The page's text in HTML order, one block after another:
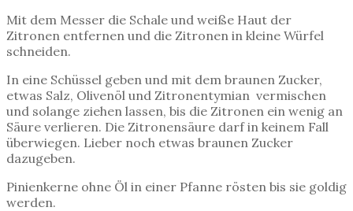
Mit dem Messer die Schale und weiße Haut der
Zitronen entfernen und die Zitronen in kleine Würfel
schneiden.
In eine Schüssel geben und mit dem braunen Zucker,
etwas Salz, Olivenöl und Zitronentymian vermischen
und solange ziehen lassen, bis die Zitronen ein wenig an
Säure verlieren. Die Zitronensäure darf in keinem Fall
überwiegen. Lieber noch etwas braunen Zucker
dazugeben.
Pinienkerne ohne Öl in einer Pfanne rösten bis sie goldig
werden.